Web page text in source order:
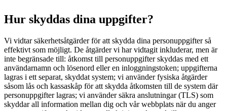
Hur skyddas dina uppgifter?
Vi vidtar säkerhetsåtgärder för att skydda dina personuppgifter så
effektivt som möjligt. De åtgärder vi har vidtagit inkluderar, men är
inte begränsade till: åtkomst till personuppgifter skyddas med ett
användarnamn och lösenord eller en inloggningstoken; uppgifterna
lagras i ett separat, skyddat system; vi använder fysiska åtgärder
såsom lås och kassaskåp för att skydda åtkomsten till de system där
personuppgifter lagras; vi använder säkra anslutningar (TLS) som
skyddar all information mellan dig och vår webbplats när du anger